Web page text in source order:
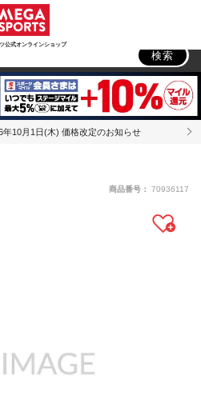
公式オンラインショップ
検索
年10月1日(木) 価格改定のお知らせ
商品番号： 70936117